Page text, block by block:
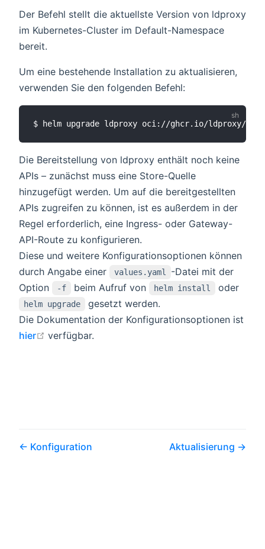
Der Befehl stellt die aktuellste Version von ldproxy
im Kubernetes-Cluster im Default-Namespace
bereit.
Um eine bestehende Installation zu aktualisieren,
verwenden Sie den folgenden Befehl:
Die Bereitstellung von ldproxy enthält noch keine
APIs – zunächst muss eine Store-Quelle
hinzugefügt werden. Um auf die bereitgestellten
APIs zugreifen zu können, ist es außerdem in der
Regel erforderlich, eine Ingress- oder Gateway-
API-Route zu konfigurieren.
Diese und weitere Konfigurationsoptionen können
durch Angabe einer
values.yaml
-Datei mit der
Option
-f beim Aufruf von helm install oder
helm upgrade
gesetzt werden.
Die Dokumentation der Konfigurationsoptionen ist
hier
open in new window
verfügbar.
Konfiguration Aktualisierung